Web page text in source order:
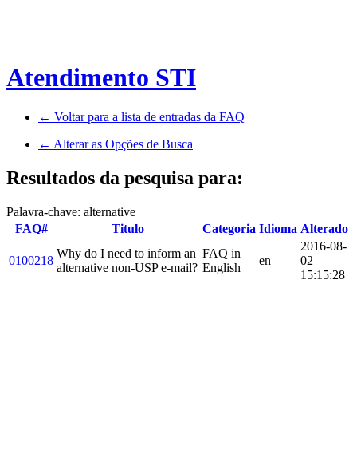
Atendimento STI
← Voltar para a lista de entradas da FAQ
← Alterar as Opções de Busca
Resultados da pesquisa para:
Palavra-chave: alternative
FAQ#
Titulo Categoria Idioma Alterado
0100218
Why do I need to inform an
alternative non-USP e-mail?
FAQ in
English
en
2016-08-
02
15:15:28